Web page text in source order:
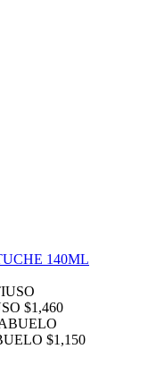
$1,460
$1,150